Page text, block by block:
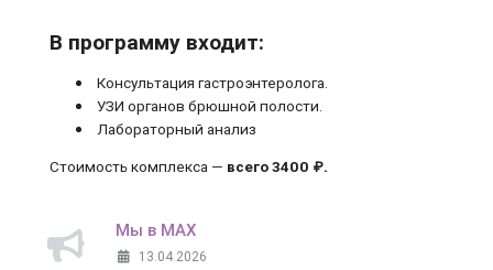
В программу входит:
Консультация гастроэнтеролога.
УЗИ органов брюшной полости.
Лабораторный анализ
Стоимость комплекса — всего 3400 ₽.
Мы в MAX
13.04.2026